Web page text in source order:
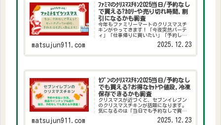
ﾌｧﾐﾏのｸﾘｽﾏｽﾁｷﾝ2025当日/予約なし
で買える?ｶﾛﾘｰや売り切れ時間,割
引になるかも調査
今年もファミリーマートのクリスマスチ
キンがやってきます！「今夜突然パーテ
ィ」「仕事帰りに買いたい」「予約し忘
てチキンがゲットできます。当日や予約
切れ目安は？さらに、割引...
matsujun911.com 2025.12.23
ｾﾌﾞﾝのｸﾘｽﾏｽﾁｷﾝ2025当日/予約なし
でも買える?お得なｾｯﾄや値段,冷凍
保存できるかも調査
クリスマスが近づくと、セブンイレブン
のクリスマスチキンが話題になります。
気になるのは「当日でも予約なしで買え
るの？」「お得なセットや値段は？」
「手元に残ったチキン、冷凍はでき
matsujun911.com 2025.12.23